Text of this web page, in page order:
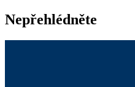
Nepřehlédněte